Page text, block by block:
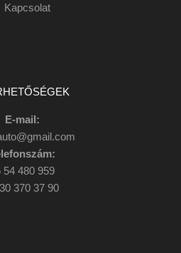
Kapcsolat
E-mail:
54 480 959
370 37 90